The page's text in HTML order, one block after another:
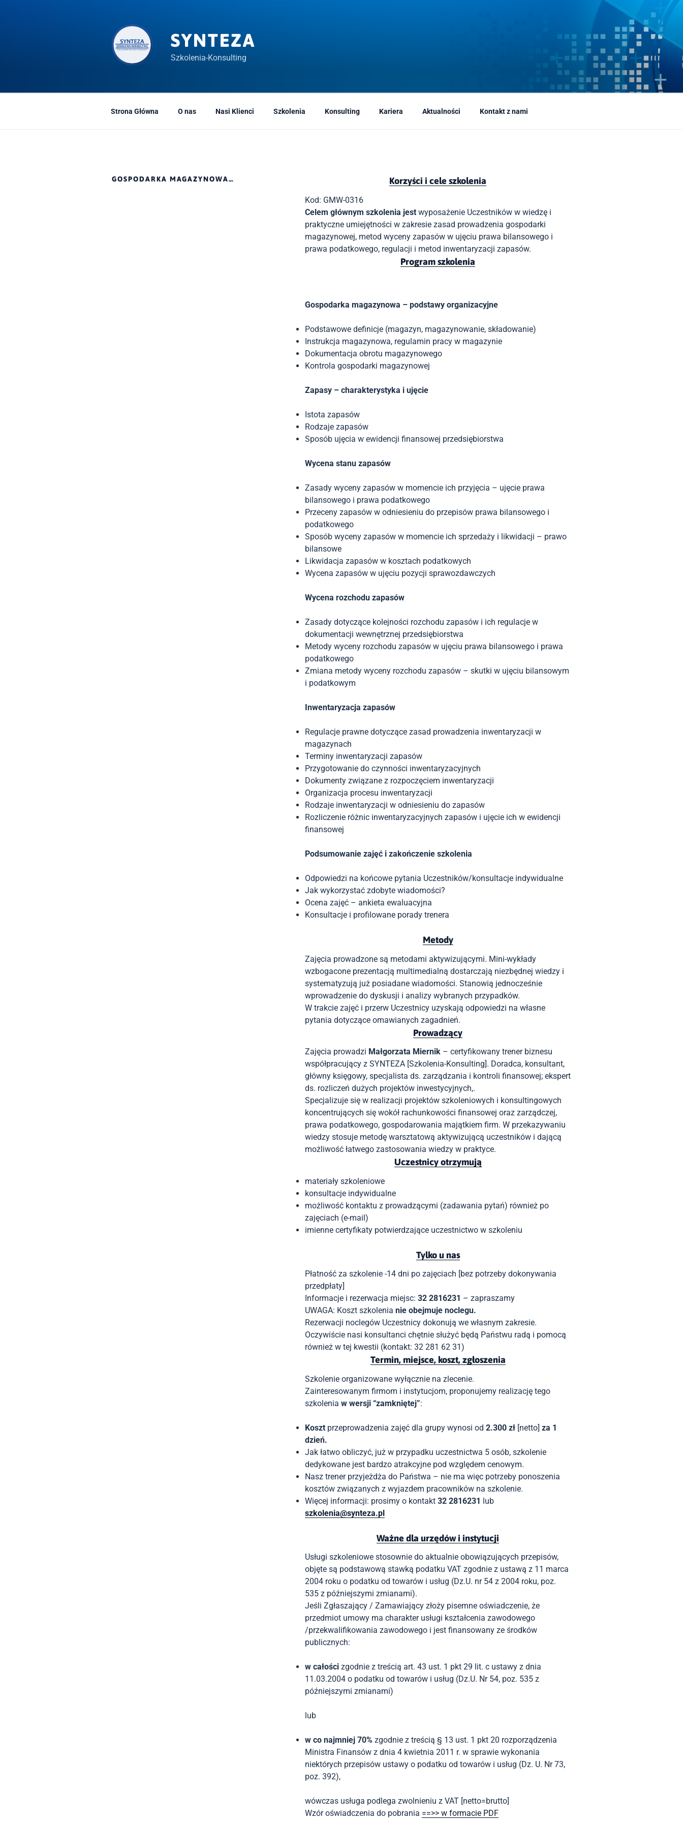
SYNTEZA
Szkolenia-Konsulting
Strona Główna O nas Nasi Klienci Szkolenia Konsulting Kariera Aktualności Kontakt z nami
GOSPODARKA MAGAZYNOWA… Korzyści i cele szkolenia
Kod: GMW-0316
Celem głównym szkolenia jest wyposażenie Uczestników w wiedzę i
praktyczne umiejętności w zakresie zasad prowadzenia gospodarki
magazynowej, metod wyceny zapasów w ujęciu prawa bilansowego i
prawa podatkowego, regulacji i metod inwentaryzacji zapasów.
Program szkolenia
Gospodarka magazynowa – podstawy organizacyjne
Podstawowe definicje (magazyn, magazynowanie, składowanie)
Instrukcja magazynowa, regulamin pracy w magazynie
Dokumentacja obrotu magazynowego
Kontrola gospodarki magazynowej
Zapasy – charakterystyka i ujęcie
Istota zapasów
Rodzaje zapasów
Sposób ujęcia w ewidencji finansowej przedsiębiorstwa
Wycena stanu zapasów
Zasady wyceny zapasów w momencie ich przyjęcia – ujęcie prawa
bilansowego i prawa podatkowego
Przeceny zapasów w odniesieniu do przepisów prawa bilansowego i
podatkowego
Sposób wyceny zapasów w momencie ich sprzedaży i likwidacji – prawo
bilansowe
Likwidacja zapasów w kosztach podatkowych
Wycena zapasów w ujęciu pozycji sprawozdawczych
Wycena rozchodu zapasów
Zasady dotyczące kolejności rozchodu zapasów i ich regulacje w
dokumentacji wewnętrznej przedsiębiorstwa
Metody wyceny rozchodu zapasów w ujęciu prawa bilansowego i prawa
podatkowego
Zmiana metody wyceny rozchodu zapasów – skutki w ujęciu bilansowym
i podatkowym
Inwentaryzacja zapasów
Regulacje prawne dotyczące zasad prowadzenia inwentaryzacji w
magazynach
Terminy inwentaryzacji zapasów
Przygotowanie do czynności inwentaryzacyjnych
Dokumenty związane z rozpoczęciem inwentaryzacji
Organizacja procesu inwentaryzacji
Rodzaje inwentaryzacji w odniesieniu do zapasów
Rozliczenie różnic inwentaryzacyjnych zapasów i ujęcie ich w ewidencji
finansowej
Podsumowanie zajęć i zakończenie szkolenia
Odpowiedzi na końcowe pytania Uczestników/konsultacje indywidualne
Jak wykorzystać zdobyte wiadomości?
Ocena zajęć – ankieta ewaluacyjna
Konsultacje i profilowane porady trenera
Metody
Zajęcia prowadzone są metodami aktywizującymi. Mini-wykłady
wzbogacone prezentacją multimedialną dostarczają niezbędnej wiedzy i
systematyzują już posiadane wiadomości. Stanowią jednocześnie
wprowadzenie do dyskusji i analizy wybranych przypadków.
W trakcie zajęć i przerw Uczestnicy uzyskają odpowiedzi na własne
pytania dotyczące omawianych zagadnień.
Prowadzący
Zajęcia prowadzi Małgorzata Miernik – certyfikowany trener biznesu
współpracujący z SYNTEZA [Szkolenia-Konsulting]. Doradca, konsultant,
główny księgowy, specjalista ds. zarządzania i kontroli finansowej; ekspert
ds. rozliczeń dużych projektów inwestycyjnych,.
Specjalizuje się w realizacji projektów szkoleniowych i konsultingowych
koncentrujących się wokół rachunkowości finansowej oraz zarządczej,
prawa podatkowego, gospodarowania majątkiem firm. W przekazywaniu
wiedzy stosuje metodę warsztatową aktywizującą uczestników i dającą
możliwość łatwego zastosowania wiedzy w praktyce.
Uczestnicy otrzymują
materiały szkoleniowe
konsultacje indywidualne
możliwość kontaktu z prowadzącymi (zadawania pytań) również po
zajęciach (e-mail)
imienne certyfikaty potwierdzające uczestnictwo w szkoleniu
Tylko u nas
Płatność za szkolenie -14 dni po zajęciach [bez potrzeby dokonywania
przedpłaty]
Informacje i rezerwacja miejsc: 32 2816231 – zapraszamy
UWAGA: Koszt szkolenia nie obejmuje noclegu.
Rezerwacji noclegów Uczestnicy dokonują we własnym zakresie.
Oczywiście nasi konsultanci chętnie służyć będą Państwu radą i pomocą
również w tej kwestii (kontakt: 32 281 62 31)
Termin, miejsce, koszt, zgłoszenia
Szkolenie organizowane wyłącznie na zlecenie.
Zainteresowanym firmom i instytucjom, proponujemy realizację tego
szkolenia w wersji “zamkniętej”:
Kosztprzeprowadzenia zajęć dla grupy wynosi od 2.300 zł[netto] za 1
dzień.
Jak łatwo obliczyć, już w przypadku uczestnictwa 5 osób, szkolenie
dedykowane jest bardzo atrakcyjne pod względem cenowym.
Nasz trener przyjeżdża do Państwa – nie ma więcpotrzeby ponoszenia
kosztów związanych z wyjazdem pracowników na szkolenie.
Więcej informacji: prosimy o kontakt 32 2816231 lub
szkolenia@synteza.pl
Ważne dla urzędów i instytucji
Usługi szkoleniowe stosownie do aktualnie obowiązujących przepisów,
objęte są podstawową stawką podatku VAT zgodnie z ustawą z 11 marca
2004 roku o podatku od towarów i usług (Dz.U. nr 54 z 2004 roku, poz.
535 z późniejszymi zmianami).
Jeśli Zgłaszający / Zamawiający złoży pisemne oświadczenie, że
przedmiot umowy ma charakter usługi kształcenia zawodowego
/przekwalifikowania zawodowego i jest finansowany ze środków
publicznych:
w całości zgodnie z treścią art. 43 ust. 1 pkt 29 lit. c ustawy z dnia
11.03.2004 o podatku od towarów i usług (Dz.U. Nr 54, poz. 535 z
późniejszymi zmianami)
lub
w co najmniej 70% zgodnie z treścią § 13 ust. 1 pkt 20 rozporządzenia
Ministra Finansów z dnia 4 kwietnia 2011 r. w sprawie wykonania
niektórych przepisów ustawy o podatku od towarów i usług (Dz. U. Nr 73,
poz. 392),
wówczas usługa podlega zwolnieniu z VAT [netto=brutto]
Wzór oświadczenia do pobrania ==>> w formacie PDF